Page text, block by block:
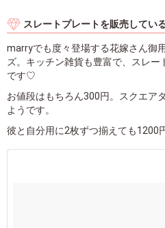
スレートプレートを販売して
marryでも度々登場する花嫁さん御
ズ。キッチン雑貨も豊富で、スレ
です♡
お値段はもちろん300円。スクエア
ようです。
彼と自分用に2枚ずつ揃えても1200